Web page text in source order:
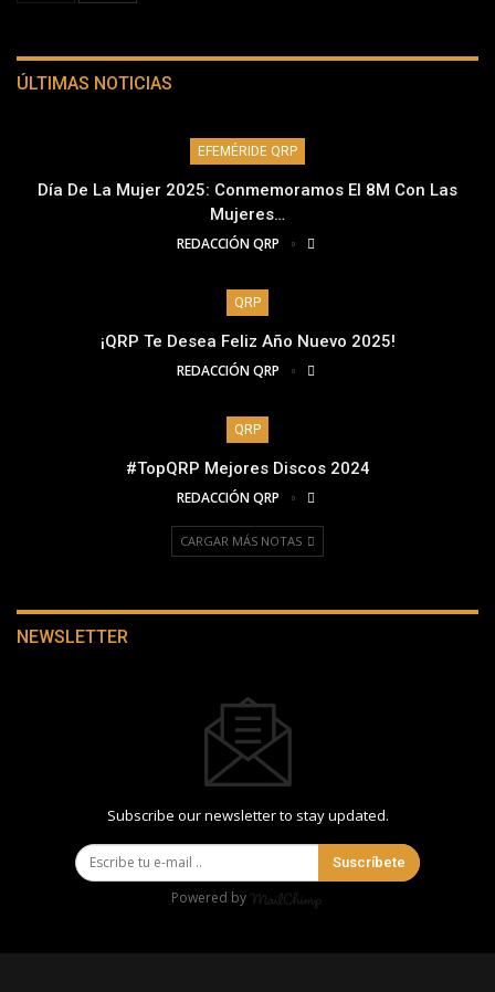
ÚLTIMAS NOTICIAS
EFEMÉRIDE QRP
Día De La Mujer 2025: Conmemoramos El 8M Con Las
Mujeres…
REDACCIÓN QRP
QRP
¡QRP Te Desea Feliz Año Nuevo 2025!
REDACCIÓN QRP
QRP
#TopQRP Mejores Discos 2024
REDACCIÓN QRP
CARGAR MÁS NOTAS
NEWSLETTER
Subscribe our newsletter to stay updated.
Suscríbete
Powered by